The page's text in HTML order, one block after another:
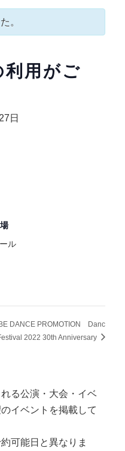
。
用がご
日
ル
DANCE PROMOTION Danc
2022 30th Anniversary
る公演・大会・イベ
イベントを掲載して
可能日と異なりま